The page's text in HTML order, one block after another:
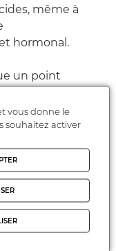
même à
hormonal.
un point
concerne des
sociale ou
modes
des produits
mesurable.
dès l’école
déjà à l’œuvre.
montrent
vous donne le
souhaitez activer